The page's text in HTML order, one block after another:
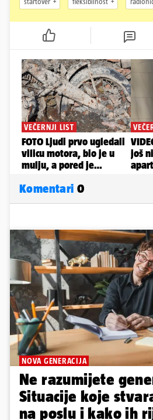
Komentari 0
NOVA GENERACIJA
Ne razumijete
Situacije koje
na poslu i kako ih